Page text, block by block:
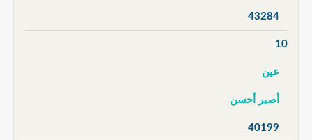
43284
10
عين
أصير أحسن
40199